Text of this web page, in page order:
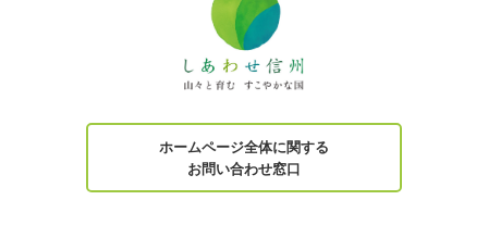
ホームページ全体に関する
お問い合わせ窓口